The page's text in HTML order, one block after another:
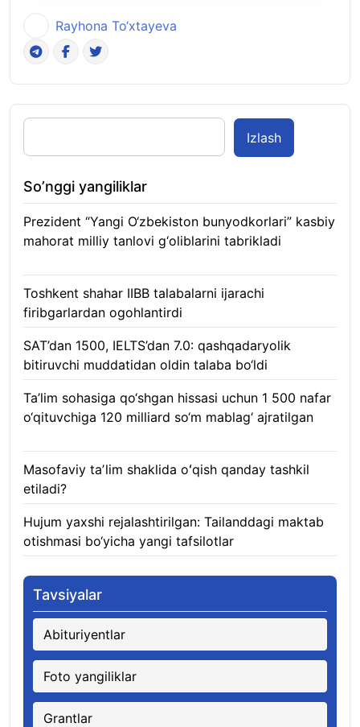
Rayhona To‘xtayeva
Izlash
So’nggi yangiliklar
Prezident “Yangi O‘zbekiston bunyodkorlari” kasbiy
mahorat milliy tanlovi g‘oliblarini tabrikladi
Toshkent shahar IIBB talabalarni ijarachi
firibgarlardan ogohlantirdi
SAT’dan 1500, IELTS’dan 7.0: qashqadaryolik
bitiruvchi muddatidan oldin talaba bo‘ldi
Ta’lim sohasiga qo‘shgan hissasi uchun 1 500 nafar
o‘qituvchiga 120 milliard so‘m mablag‘ ajratilgan
Masofaviy taʼlim shaklida oʻqish qanday tashkil
etiladi?
Hujum yaxshi rejalashtirilgan: Tailanddagi maktab
otishmasi bo‘yicha yangi tafsilotlar
Tavsiyalar
Abituriyentlar
Foto yangiliklar
Grantlar